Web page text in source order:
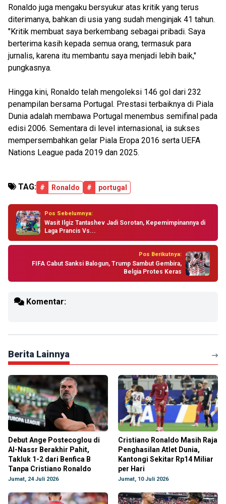
Ronaldo juga mengaku bersyukur atas kritik yang terus
diterimanya, bahkan di usia yang sudah menginjak 41 tahun.
"Kritik membuat saya berkembang sebagai pribadi. Saya
berterima kasih kepada semua orang, termasuk para
jurnalis, karena itu membantu saya menjadi lebih baik,"
pungkasnya.
Hingga kini, Ronaldo telah mengoleksi 146 gol dari 232
penampilan bersama Portugal. Prestasi terbaiknya di Piala
Dunia adalah membawa Portugal menembus semifinal pada
edisi 2006. Sementara di level internasional, ia sukses
mempersembahkan gelar Piala Eropa 2016 serta UEFA
Nations League pada 2019 dan 2025.
TAG: # Ronaldo # portugal
Pos Sebelumnya:
Wasit Ilgiz Tantashev Jadi Sorotan, Kepemimpinannya di
Laga Prancis Vs...
Pos Berikutnya:
FIFA Cabut Sanksi Balogun, Trump Sambut Gembira,
Belgia Protes Keras
Komentar:
Berita Lainnya
Debut Ange Postecoglou di
Al-Nassr Berakhir Pahit,
Takluk 1-2 dari Benfica B
Tanpa Cristiano Ronaldo
Jumat, 24 Juli 2026
Cristiano Ronaldo Masih Raja
Penghasilan Atlet Dunia,
Kantongi Sekitar Rp14 Miliar
per Hari
Jumat, 10 Juli 2026